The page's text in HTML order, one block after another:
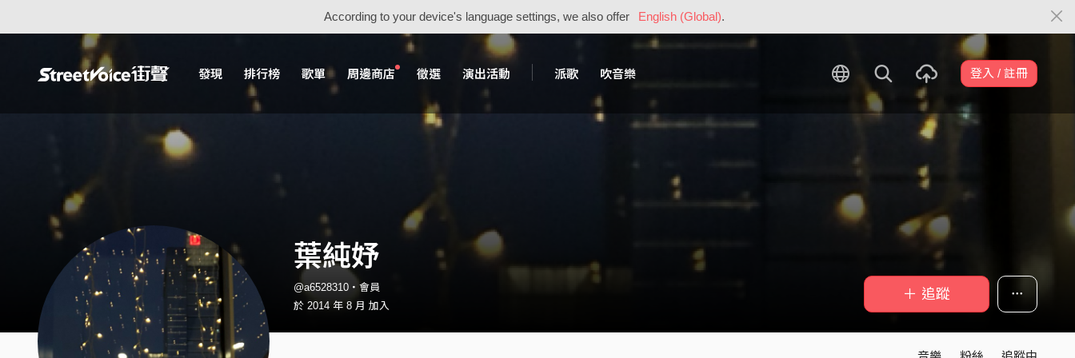
According to your device's language settings, we also offer English (Global).
發現 排行榜 歌單 周邊商店 徵選 演出活動 派歌 吹音樂 登入 / 註冊
葉純妤
@a6528310・會員
於 2014 年 8 月 加入
＋ 追蹤